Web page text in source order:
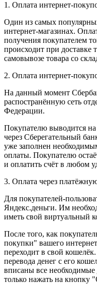
1. Оплата интернет-
Один из самых
интернет-магазинах.
получения покупателем
происходит при доставке
самовывозе товара со
2. Оплата интернет-
На данный момент
распостранённую сеть
Федерации.
Покупателю выводится
через Сберегательный
уже заполнен
оплаты. Покупателю
и оплатить счёт в любом
3. Оплата через
Для покупателей-
Яндекс.деньги. Им
иметь свой виртуальный
После того, как
покупки" вашего
переходит в свой
перевода денег с его
вписаны все
только нажать на кнопку